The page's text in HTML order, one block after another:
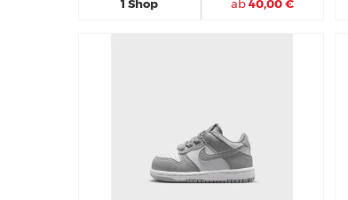
1 Shop ab40,00 €